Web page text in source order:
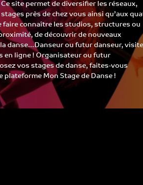
site permet de diversifier les réseaux,
près de chez vous ainsi qu’aux
faire connaître les studios, structures ou
de découvrir de nouveaux
danse…Danseur ou futur danseur,
en ligne ! Organisateur ou futur
vos stages de danse, faites-vous
plateforme Mon Stage de Danse !